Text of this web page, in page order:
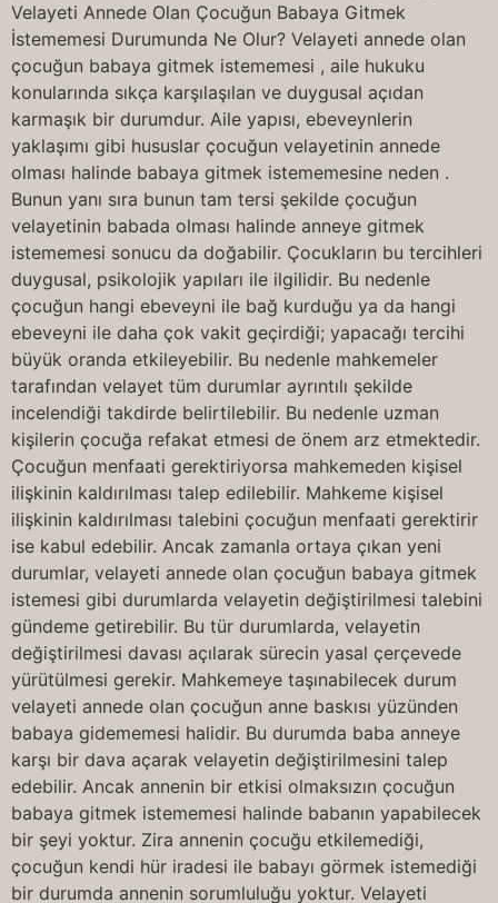
Velayeti Annede Olan Çocuğun Babaya Gitmek
İstememesi Durumunda Ne Olur? Velayeti annede olan
çocuğun babaya gitmek istememesi , aile hukuku
konularında sıkça karşılaşılan ve duygusal açıdan
karmaşık bir durumdur. Aile yapısı, ebeveynlerin
yaklaşımı gibi hususlar çocuğun velayetinin annede
olması halinde babaya gitmek istememesine neden .
Bunun yanı sıra bunun tam tersi şekilde çocuğun
velayetinin babada olması halinde anneye gitmek
istememesi sonucu da doğabilir. Çocukların bu tercihleri
duygusal, psikolojik yapıları ile ilgilidir. Bu nedenle
çocuğun hangi ebeveyni ile bağ kurduğu ya da hangi
ebeveyni ile daha çok vakit geçirdiği; yapacağı tercihi
büyük oranda etkileyebilir. Bu nedenle mahkemeler
tarafından velayet tüm durumlar ayrıntılı şekilde
incelendiği takdirde belirtilebilir. Bu nedenle uzman
kişilerin çocuğa refakat etmesi de önem arz etmektedir.
Çocuğun menfaati gerektiriyorsa mahkemeden kişisel
ilişkinin kaldırılması talep edilebilir. Mahkeme kişisel
ilişkinin kaldırılması talebini çocuğun menfaati gerektirir
ise kabul edebilir. Ancak zamanla ortaya çıkan yeni
durumlar, velayeti annede olan çocuğun babaya gitmek
istemesi gibi durumlarda velayetin değiştirilmesi talebini
gündeme getirebilir. Bu tür durumlarda, velayetin
değiştirilmesi davası açılarak sürecin yasal çerçevede
yürütülmesi gerekir. Mahkemeye taşınabilecek durum
velayeti annede olan çocuğun anne baskısı yüzünden
babaya gidememesi halidir. Bu durumda baba anneye
karşı bir dava açarak velayetin değiştirilmesini talep
edebilir. Ancak annenin bir etkisi olmaksızın çocuğun
babaya gitmek istememesi halinde babanın yapabilecek
bir şeyi yoktur. Zira annenin çocuğu etkilemediği,
çocuğun kendi hür iradesi ile babayı görmek istemediği
bir durumda annenin sorumluluğu yoktur. Velayeti